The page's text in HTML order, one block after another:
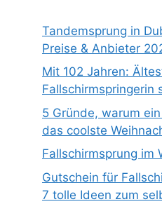
Tandemsprung in
Preise & Anbieter
Mit 102 Jahren:
Fallschirmspringerin
5 Gründe, warum
das coolste
Fallschirmsprung im
Gutschein für
7 tolle Ideen zum